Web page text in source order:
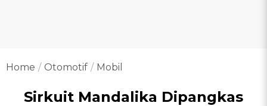
Home Otomotif Mobil
Sirkuit Mandalika Dipangkas